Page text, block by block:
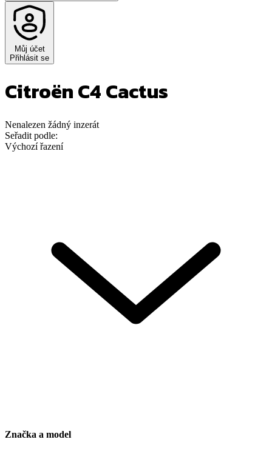
Můj účet
Přihlásit se
Citroën C4 Cactus
Nenalezen žádný inzerát
Seřadit podle:
Výchozí řazení
Značka a model